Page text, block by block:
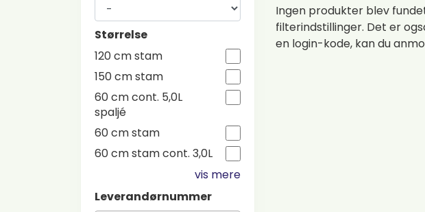
Størrelse
120 cm stam
150 cm stam
60 cm cont. 5,0L
spaljé
60 cm stam
60 cm stam cont. 3,0L
vis mere
Leverandørnummer
Ingen produkter blev
filterindstillinger. Det er
en login-kode, kan du